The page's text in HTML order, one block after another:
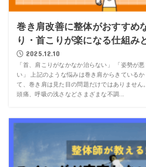
巻き肩改善に整体がおすすめ
り・首こりが楽になる仕組み
2025.12.10
「首、肩こりがなかなか治らない」 「姿勢が
い」 上記のような悩みは巻き肩からきている
て、巻き肩は見た目の問題だけではありません
頭痛、呼吸の浅さなどさまざまな不調...